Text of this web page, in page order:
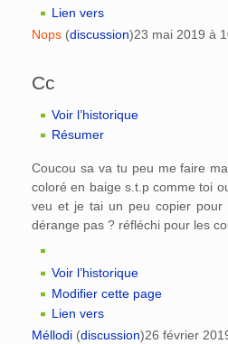
Lien vers
Nops (discussion)23 mai 2019 à
Cc
Voir l’historique
Résumer
Coucou sa va tu peu me faire
coloré en baige s.t.p comme toi
veu et je tai un peu copier pour
dérange pas ? réfléchi pour les
Voir l’historique
Modifier cette page
Lien vers
Méllodi (discussion)26 février